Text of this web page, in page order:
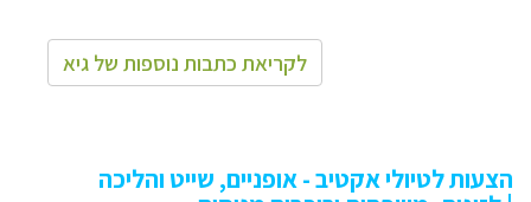
לקריאת כתבות נוספות של גיא
הצעות לטיולי אקטיב - אופניים, שייט והליכה